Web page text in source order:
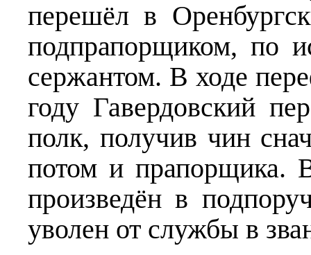
перешёл в
подпрапорщиком, по
сержантом. В ходе
году Гавердовский
полк, получив чин
потом и прапорщика.
произведён в
уволен от службы в